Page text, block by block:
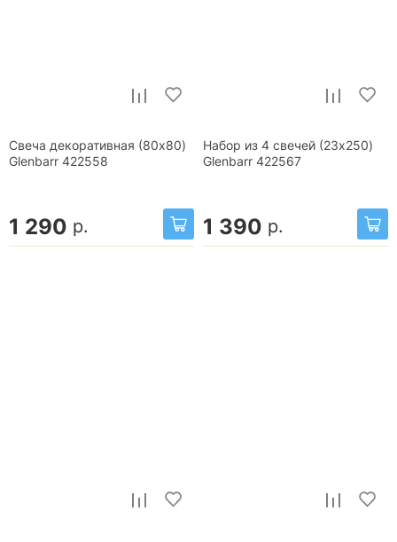
Свеча декоративная (80x80)
Glenbarr 422558
1 290 р.
Набор из 4 свечей (23x250)
Glenbarr 422567
1 390 р.